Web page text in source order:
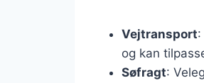
Vejtransport
og kan
Søfragt: